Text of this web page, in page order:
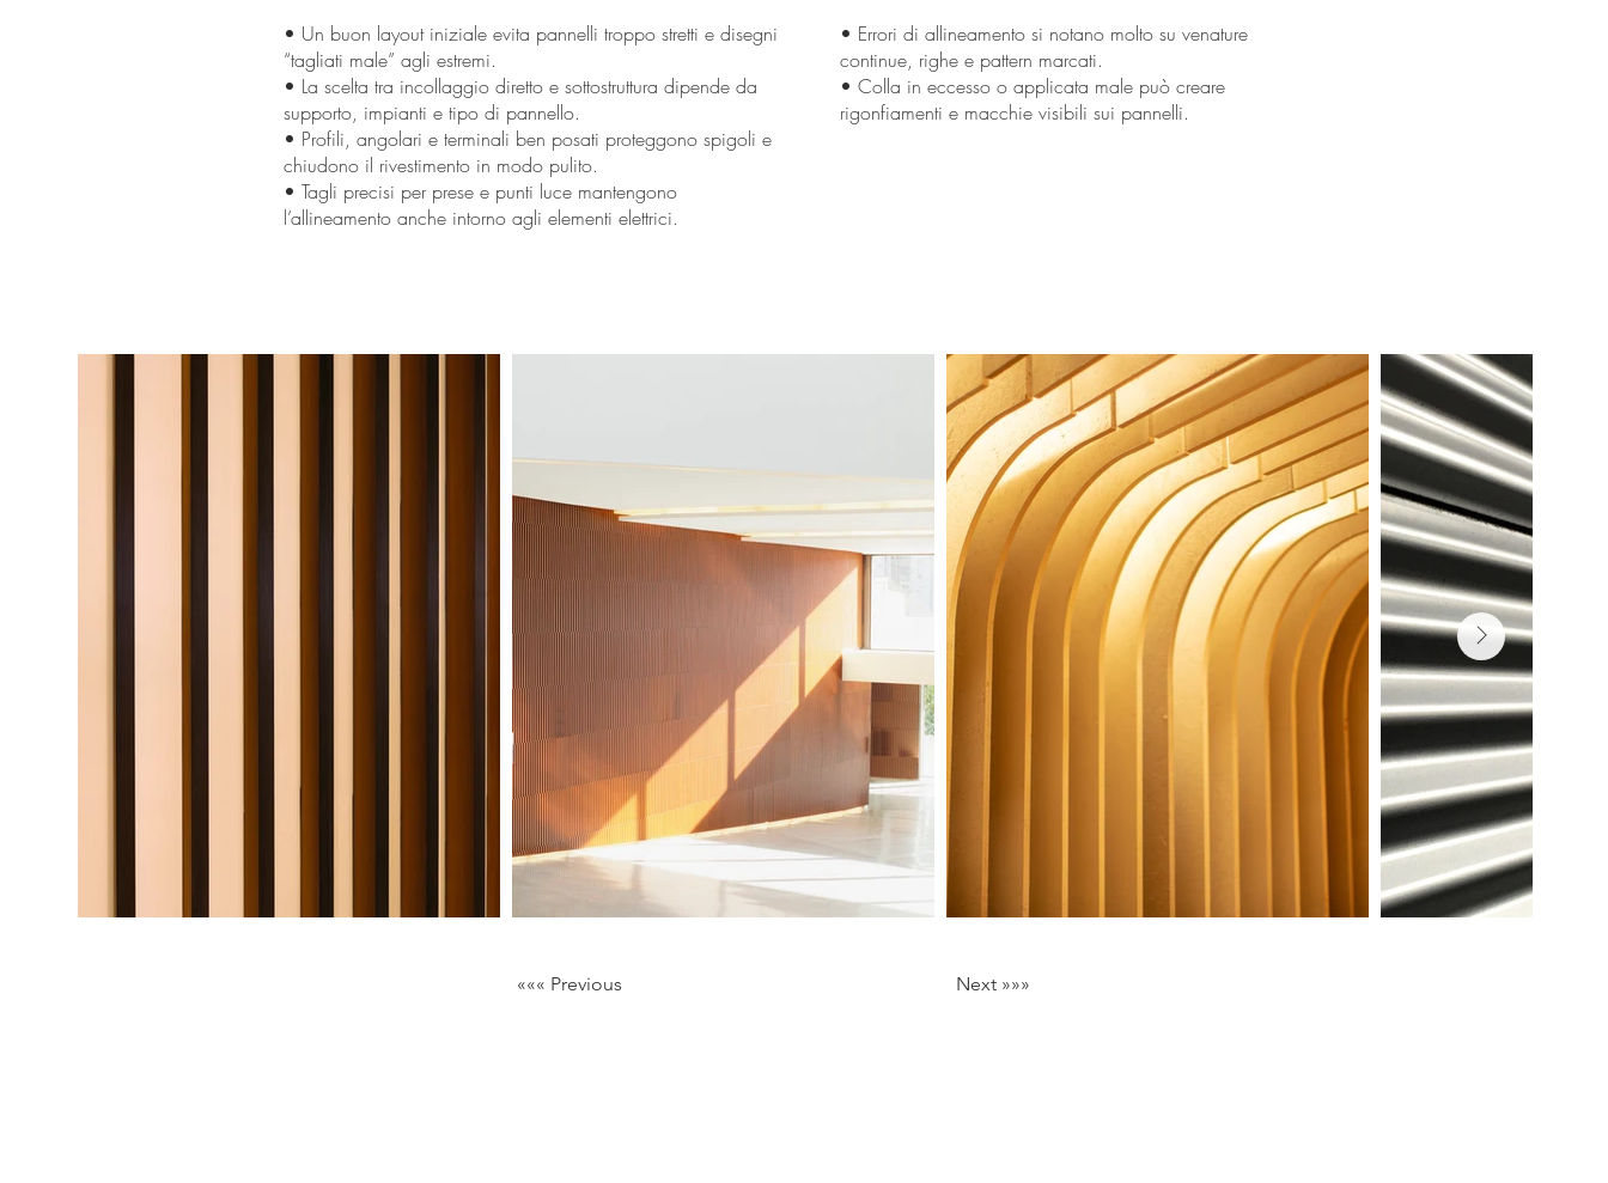
• Un buon layout iniziale evita pannelli troppo stretti e disegni
“tagliati male” agli estremi.
• La scelta tra incollaggio diretto e sottostruttura dipende da
supporto, impianti e tipo di pannello.
• Profili, angolari e terminali ben posati proteggono spigoli e
chiudono il rivestimento in modo pulito.
• Tagli precisi per prese e punti luce mantengono
l’allineamento anche intorno agli elementi elettrici.
• Errori di allineamento si notano molto su venature
continue, righe e pattern marcati.
• Colla in eccesso o applicata male può creare
rigonfiamenti e macchie visibili sui pannelli.
««« Previous Next »»»